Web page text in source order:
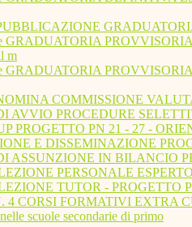
GRADUATORIA PROVVISORIA
m
GRADUATORIA PROVVISORIA
COMMISSIONE
AVVIO PROCEDURE
PROGETTO PN 21 - 27 -
E DISSEMINAZIONE
ASSUNZIONE IN BILANCIO
PERSONALE
TUTOR - PROGETTO
CORSI FORMATIVI EXTRA
scuole secondarie di primo